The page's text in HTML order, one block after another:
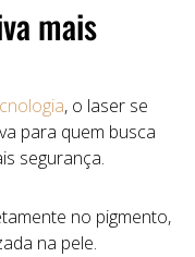
mais
, o laser se
para quem busca
segurança.
no pigmento,
na pele.